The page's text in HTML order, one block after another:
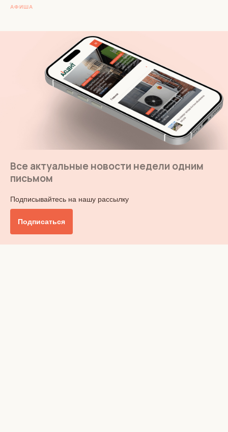
АФИША
Все актуальные новости недели одним
письмом
Подписывайтесь на нашу рассылку
Подписаться